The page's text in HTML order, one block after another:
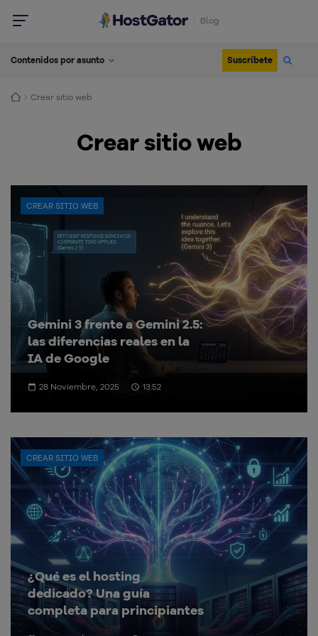
Blog
Contenidos por asunto Suscríbete
Crear sitio web
Crear sitio web
CREAR SITIO WEB
Gemini 3 frente a Gemini 2.5:
las diferencias reales en la
IA de Google
28 Noviembre, 2025 13:52
CREAR SITIO WEB
¿Qué es el hosting
dedicado? Una guía
completa para principiantes